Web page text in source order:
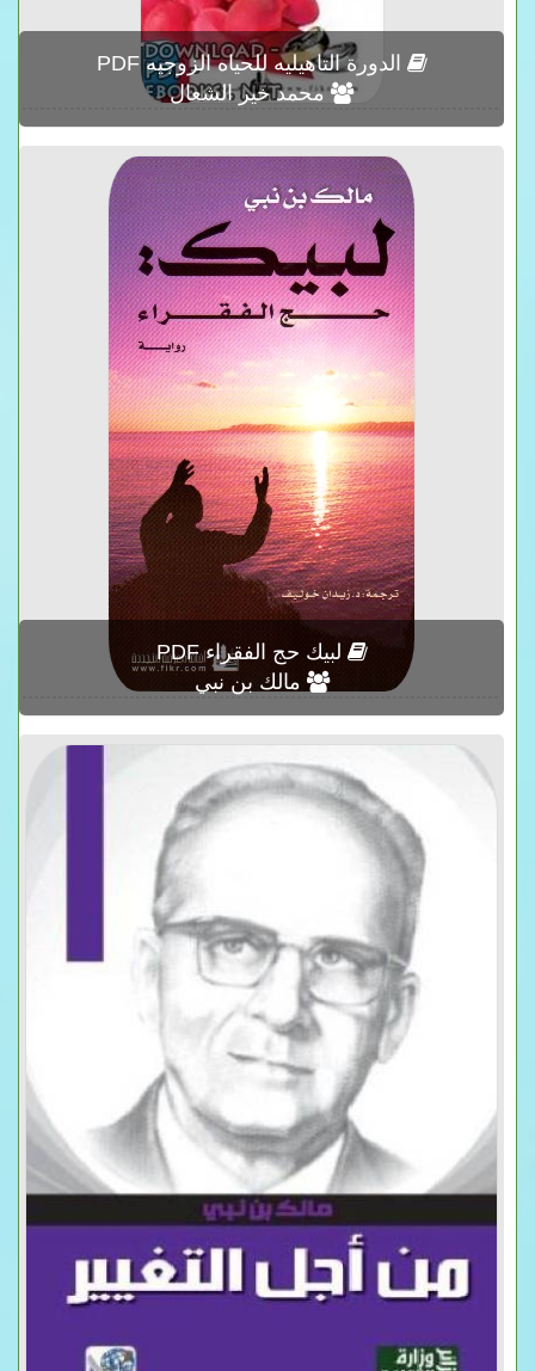
الدورة التاهيليه للحياه الزوجيه PDF
محمد خير الشعال
لبيك حج الفقراء PDF
مالك بن نبي